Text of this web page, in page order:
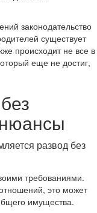
законодательство
существует
происходит не все в
еще не достиг,
развод без
требованиями.
это может
имущества.